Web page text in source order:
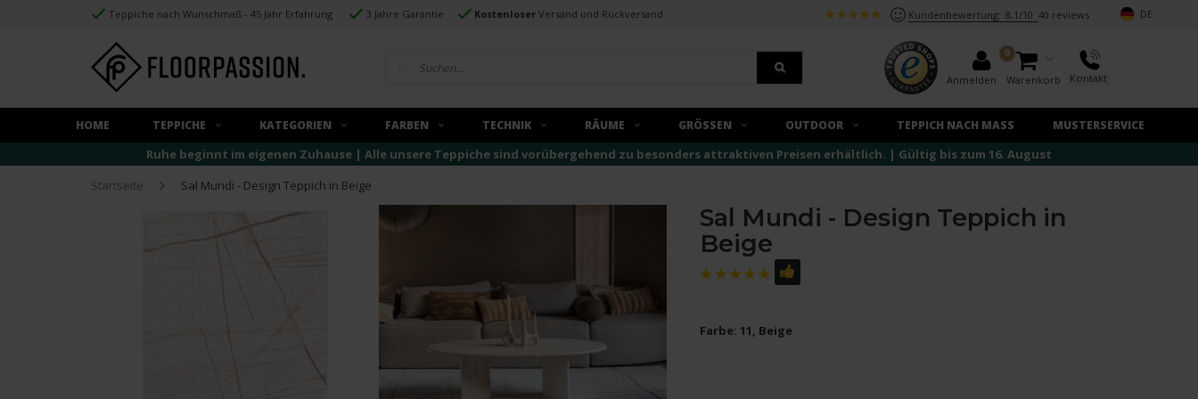
Teppiche nach Wunschmaß - 45 Jahr Erfahrung 3 Jahre Garantie Kostenloser Versand und Rückversand Kundenbewertung: 8,1/10 40 reviews DE
Anmelden
0
Warenkorb Kontakt
HOME TEPPICHE KATEGORIEN FARBEN TECHNIK RÄUME GRÖSSEN OUTDOOR TEPPICH NACH MASS MUSTERSERVICE
Ruhe beginnt im eigenen Zuhause | Alle unsere Teppiche sind vorübergehend zu besonders attraktiven Preisen erhältlich. | Gültig bis zum 16. August
Startseite
Sal Mundi - Design Teppich in Beige
Sal Mundi - Design Teppich in
Beige
Farbe: 11, Beige